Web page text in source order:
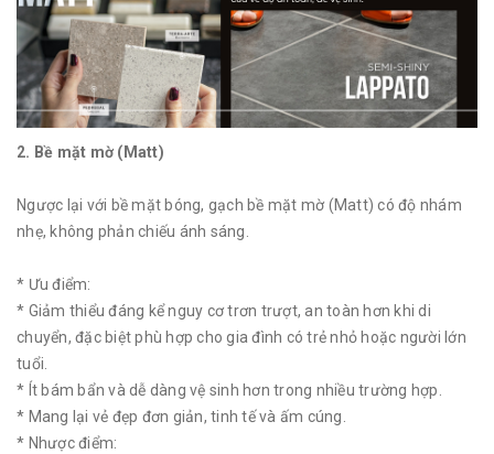
2. Bề mặt mờ (Matt)
Ngược lại với bề mặt bóng, gạch bề mặt mờ (Matt) có độ nhám
nhẹ, không phản chiếu ánh sáng.
* Ưu điểm:
* Giảm thiểu đáng kể nguy cơ trơn trượt, an toàn hơn khi di
chuyển, đặc biệt phù hợp cho gia đình có trẻ nhỏ hoặc người lớn
tuổi.
* Ít bám bẩn và dễ dàng vệ sinh hơn trong nhiều trường hợp.
* Mang lại vẻ đẹp đơn giản, tinh tế và ấm cúng.
* Nhược điểm: